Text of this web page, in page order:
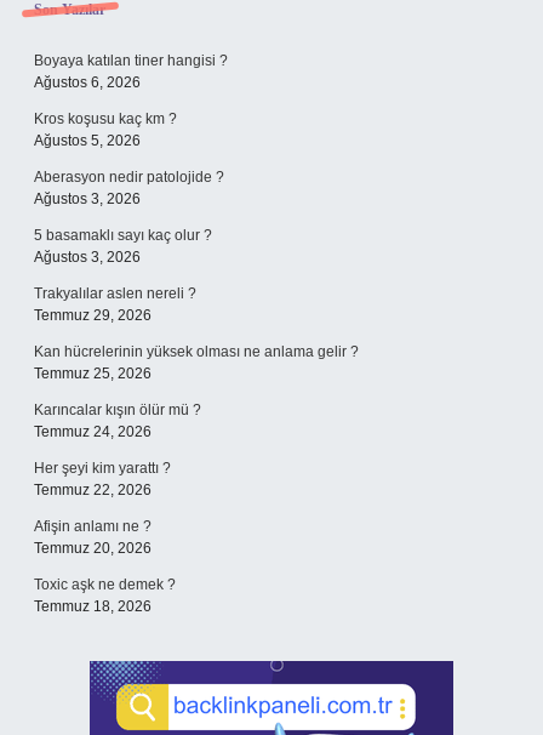
Sidebar
Son Yazılar
Boyaya katılan tiner hangisi ?
Ağustos 6, 2026
Kros koşusu kaç km ?
Ağustos 5, 2026
Aberasyon nedir patolojide ?
Ağustos 3, 2026
5 basamaklı sayı kaç olur ?
Ağustos 3, 2026
Trakyalılar aslen nereli ?
Temmuz 29, 2026
Kan hücrelerinin yüksek olması ne anlama gelir ?
Temmuz 25, 2026
Karıncalar kışın ölür mü ?
Temmuz 24, 2026
Her şeyi kim yarattı ?
Temmuz 22, 2026
Afişin anlamı ne ?
Temmuz 20, 2026
Toxic aşk ne demek ?
Temmuz 18, 2026